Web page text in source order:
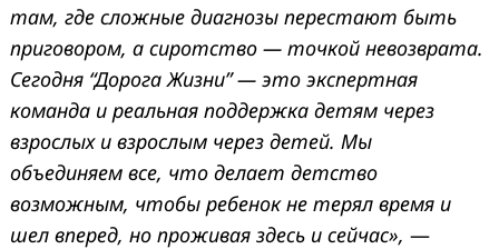
там, где сложные диагнозы перестают быть
приговором, а сиротство — точкой невозврата.
Сегодня “Дорога Жизни” — это экспертная
команда и реальная поддержка детям через
взрослых и взрослым через детей. Мы
объединяем все, что делает детство
возможным, чтобы ребенок не терял время и
шел вперед, но проживая здесь и сейчас», —